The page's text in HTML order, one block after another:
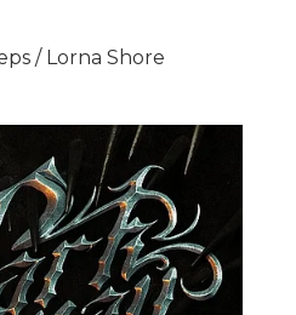
/ Lorna Shore